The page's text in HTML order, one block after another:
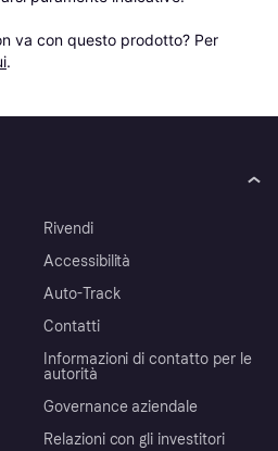
va con questo prodotto? Per
.
Rivendi
Accessibilità
Auto-Track
Contatti
Informazioni di contatto per le
autorità
Governance aziendale
Relazioni con gli investitori